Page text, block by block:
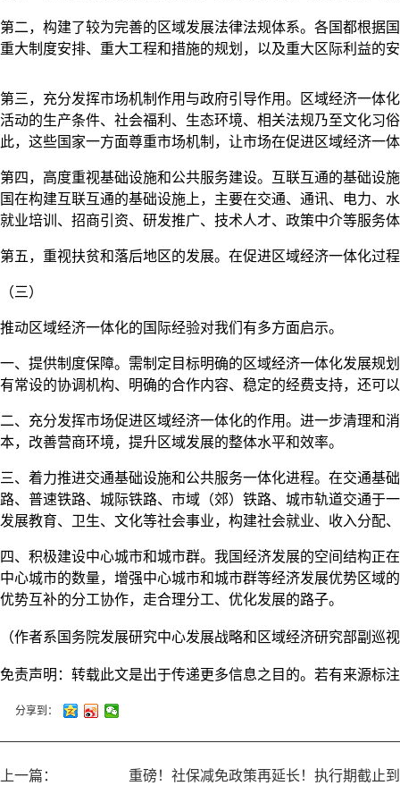
第二，构建了较为完善的区域发展法律法规体系。各国都根据
重大制度安排、重大工程和措施的规划，以及重大区际利益的
第三，充分发挥市场机制作用与政府引导作用。区域经济一体
活动的生产条件、社会福利、生态环境、相关法规乃至文化习
此，这些国家一方面尊重市场机制，让市场在促进区域经济一
第四，高度重视基础设施和公共服务建设。互联互通的基础设
国在构建互联互通的基础设施上，主要在交通、通讯、电力、
就业培训、招商引资、研发推广、技术人才、政策中介等服务
第五，重视扶贫和落后地区的发展。在促进区域经济一体化过
（三）
推动区域经济一体化的国际经验对我们有多方面启示。
一、提供制度保障。需制定目标明确的区域经济一体化发展规
有常设的协调机构、明确的合作内容、稳定的经费支持，还可
二、充分发挥市场促进区域经济一体化的作用。进一步清理和
本，改善营商环境，提升区域发展的整体水平和效率。
三、着力推进交通基础设施和公共服务一体化进程。在交通基
路、普速铁路、城际铁路、市域（郊）铁路、城市轨道交通于
发展教育、卫生、文化等社会事业，构建社会就业、收入分配
四、积极建设中心城市和城市群。我国经济发展的空间结构正
中心城市的数量，增强中心城市和城市群等经济发展优势区域
优势互补的分工协作，走合理分工、优化发展的路子。
（作者系国务院发展研究中心发展战略和区域经济研究部副巡
免责声明：转载此文是出于传递更多信息之目的。若有来源
分享到：
上一篇： 重磅！社保减免政策再延长！执行期截止